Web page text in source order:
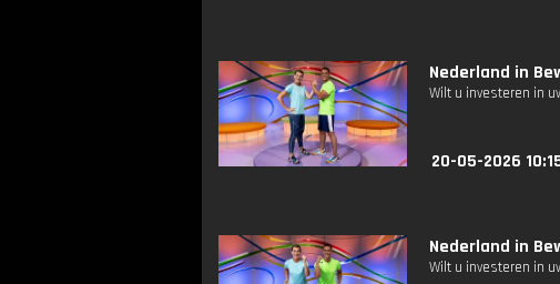
Nederland in
Wilt u investeren in
20-05-2026
Nederland in
Wilt u investeren in